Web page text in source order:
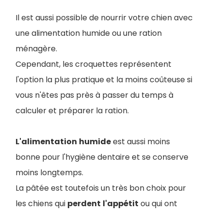
Il est aussi possible de nourrir votre chien avec
une alimentation humide ou une ration
ménagère.
Cependant, les croquettes représentent
l'option la plus pratique et la moins coûteuse si
vous n'êtes pas près à passer du temps à
calculer et préparer la ration.
L'alimentation humideest aussi moins
bonne pour l'hygiène dentaire et se conserve
moins longtemps.
La pâtée est toutefois un très bon choix pour
les chiens qui perdent l'appétit ou qui ont